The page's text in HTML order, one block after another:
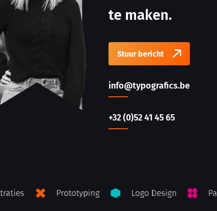
te maken.
Stuur bericht
info@typografics.be
+32 (0)52 41 45 65